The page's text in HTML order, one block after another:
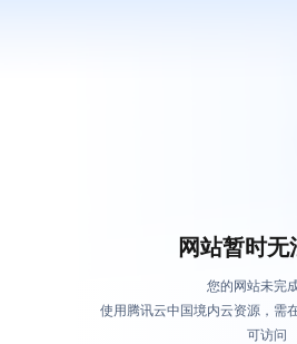
网站暂时无
您的网站未完
使用腾讯云中国境内云资源，需
可访问